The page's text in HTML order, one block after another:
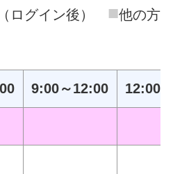
ログイン後） ■他の方
9:00～12:00 12:00